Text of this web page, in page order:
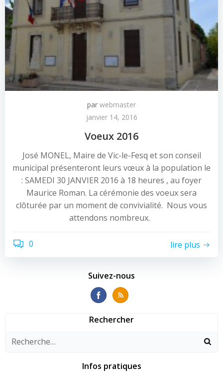
par webmaster
janvier 14, 2016
Voeux 2016
José MONEL, Maire de Vic-le-Fesq et son conseil
municipal présenteront leurs vœux à la population le
: SAMEDI 30 JANVIER 2016 à 18 heures , au foyer
Maurice Roman. La cérémonie des voeux sera
clôturée par un moment de convivialité. Nous vous
attendons nombreux.
0 lire plus
Suivez-nous
Rechercher
Infos pratiques